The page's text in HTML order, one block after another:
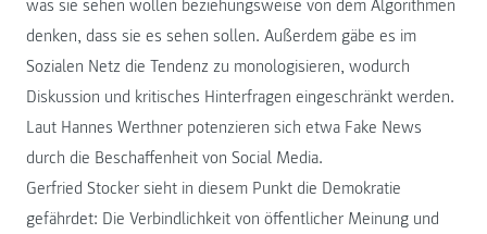
was sie sehen wollen beziehungsweise von dem Algorithmen
denken, dass sie es sehen sollen. Außerdem gäbe es im
Sozialen Netz die Tendenz zu monologisieren, wodurch
Diskussion und kritisches Hinterfragen eingeschränkt werden.
Laut Hannes Werthner potenzieren sich etwa Fake News
durch die Beschaffenheit von Social Media.
Gerfried Stocker sieht in diesem Punkt die Demokratie
gefährdet: Die Verbindlichkeit von öffentlicher Meinung und